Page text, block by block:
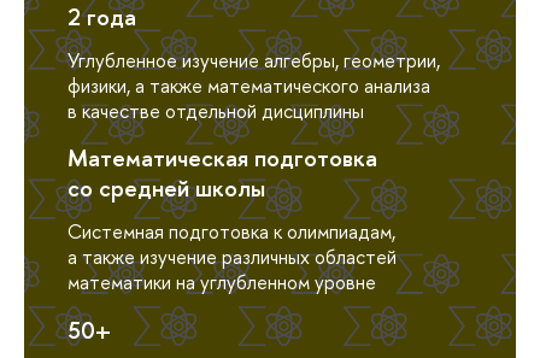
2 года
Углубленное изучение алгебры, геометрии,
физики, а также математического анализа
в качестве отдельной дисциплины
Математическая подготовка
со средней школы
Системная подготовка к олимпиадам,
а также изучение различных областей
математики на углубленном уровне
50+